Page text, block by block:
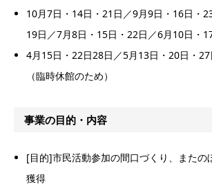
10月7日・14日・21日／9月9日・16日・
19日／7月8日・15日・22日／6月10日・
4月15日・22日28日／5月13日・20日
（臨時休館のため）
事業の目的・内容
[目的]市民活動参加の間口づくり、またの
獲得